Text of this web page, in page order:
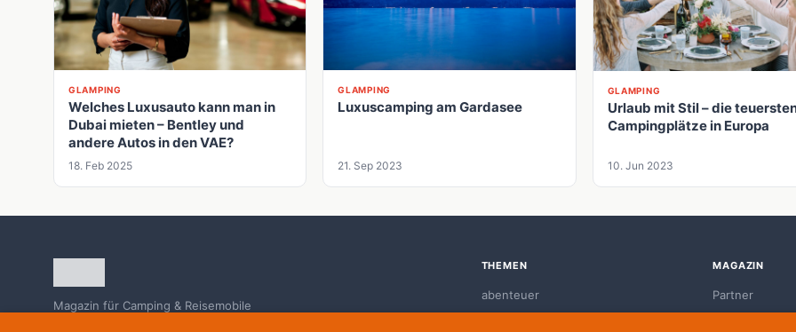
GLAMPING
Welches Luxusauto kann man in
Dubai mieten – Bentley und
andere Autos in den VAE?
18. Feb 2025
GLAMPING
Luxuscamping am Gardasee
21. Sep 2023
GLAMPING
Urlaub mit Stil – die
Campingplätze in Europa
10. Jun 2023
Magazin für Camping & Reisemobile
THEMEN
abenteuer
MAGAZIN
Partner